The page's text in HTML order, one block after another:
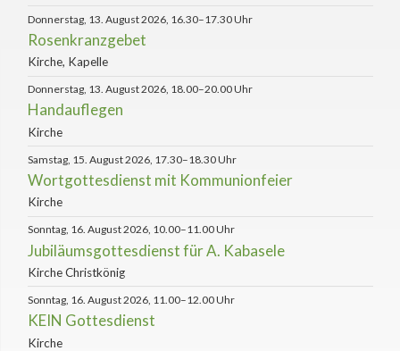
Donnerstag, 13. August 2026, 16.30–17.30 Uhr
Rosenkranzgebet
Kirche, Kapelle
Donnerstag, 13. August 2026, 18.00–20.00 Uhr
Handauflegen
Kirche
Samstag, 15. August 2026, 17.30–18.30 Uhr
Wortgottesdienst mit Kommunionfeier
Kirche
Sonntag, 16. August 2026, 10.00–11.00 Uhr
Jubiläumsgottesdienst für A. Kabasele
Kirche Christkönig
Sonntag, 16. August 2026, 11.00–12.00 Uhr
KEIN Gottesdienst
Kirche